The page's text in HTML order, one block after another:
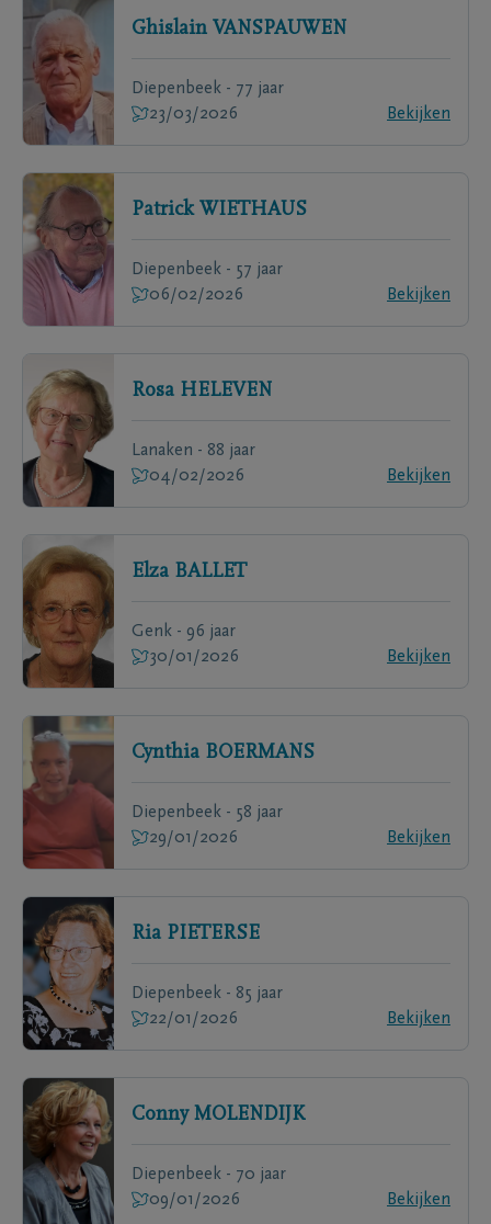
Ghislain VANSPAUWEN
Diepenbeek - 77 jaar
23/03/2026
Bekijken
Patrick WIETHAUS
Diepenbeek - 57 jaar
06/02/2026
Bekijken
Rosa HELEVEN
Lanaken - 88 jaar
04/02/2026
Bekijken
Elza BALLET
Genk - 96 jaar
30/01/2026
Bekijken
Cynthia BOERMANS
Diepenbeek - 58 jaar
29/01/2026
Bekijken
Ria PIETERSE
Diepenbeek - 85 jaar
22/01/2026
Bekijken
Conny MOLENDIJK
Diepenbeek - 70 jaar
09/01/2026
Bekijken